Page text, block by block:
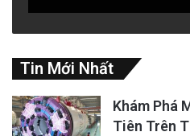
Tin Mới Nhất
Khám Phá
Tiên Trên